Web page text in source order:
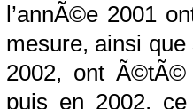
l’annÃ©e 2001
mesure, ainsi
2002, ont Ã©tÃ©
puis en 2002,